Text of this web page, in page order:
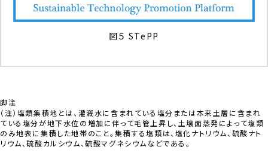
図５ STePP
脚注
（注）塩類集積地とは、灌漑水に含まれている塩分または本来土層に含まれ
ている塩分が地下水位の増加に伴って毛管上昇し、土壌面蒸発によって塩類
のみ地表に集積した地帯のこと。集積する塩類は、塩化ナトリウム、硫酸ナト
リウム、硫酸カルシウム、硫酸マグネシウムなどである。